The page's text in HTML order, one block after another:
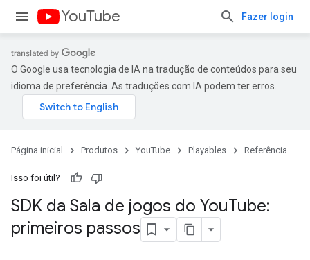
YouTube Fazer login
O Google usa tecnologia de IA na tradução de conteúdos para seu
idioma de preferência. As traduções com IA podem ter erros.
Página inicial Produtos YouTube Playables Referência
Isso foi útil?
SDK da Sala de jogos do YouTube:
primeiros passos